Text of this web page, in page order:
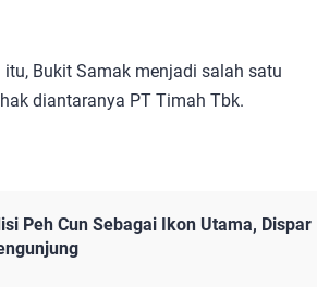
Bukit Samak menjadi salah satu
diantaranya PT Timah Tbk.
Peh Cun Sebagai Ikon Utama, Dispar